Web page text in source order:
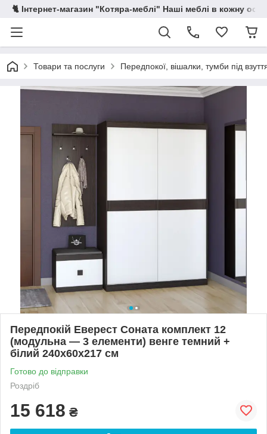
🐈 Інтернет-магазин "Котяра-меблі" Наші меблі в кожну
Товари та послуги Передпокої, вішалки, тумби під
Передпокій Еверест Соната комплект 12
(модульна — 3 елементи) венге темний +
білий 240х60х217 см
Готово до відправки
Роздріб
15 618 ₴